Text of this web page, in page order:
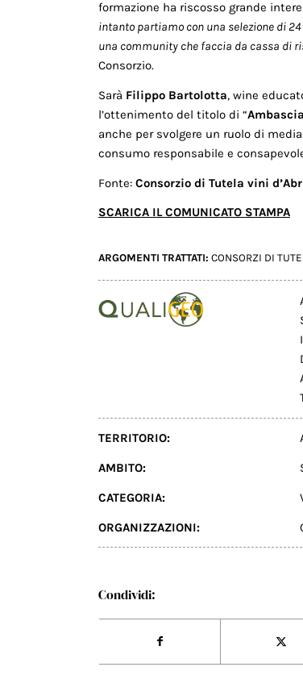
formazione ha riscosso grande
intanto partiamo con una selezione di
una community che faccia da cassa di
Consorzio.
Sarà Filippo Bartolotta, wine
l’ottenimento del titolo di “
anche per svolgere un ruolo di
consumo responsabile e
Fonte: Consorzio di Tutela vini
SCARICA IL COMUNICATO STAMPA
ARGOMENTI TRATTATI: CONSORZI DI
TERRITORIO:
AMBITO:
CATEGORIA:
ORGANIZZAZIONI:
Condividi: